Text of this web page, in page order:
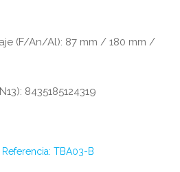
(F/An/Al): 87 mm / 180 mm /
8435185124319
Referencia: TBA03-B